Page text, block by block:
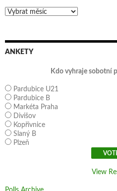
Archivy
ANKETY
Kdo vyhraje sobotní
Pardubice U21
Pardubice B
Markéta Praha
Divišov
Kopřivnice
Slaný B
Plzeň
View